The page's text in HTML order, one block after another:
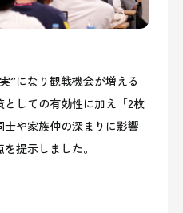
”になり観戦機会が増える
しての有効性に加え「2枚
や家族仲の深まりに影響
提示しました。